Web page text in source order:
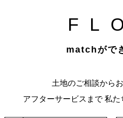
F L
matchがで
土地のご相談から
アフターサービスまで私た